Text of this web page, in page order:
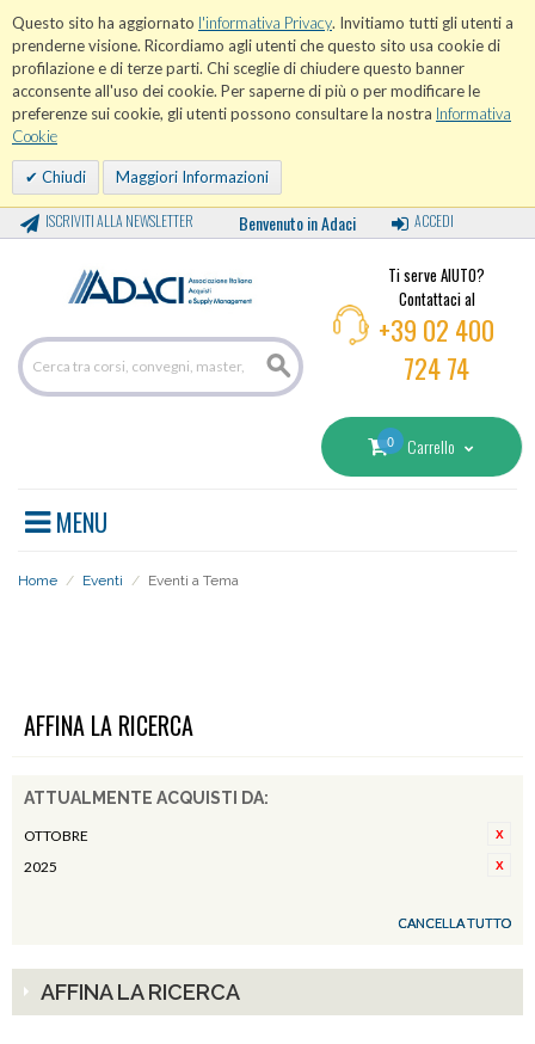
Questo sito ha aggiornato l'informativa Privacy. Invitiamo tutti gli utenti a
prenderne visione. Ricordiamo agli utenti che questo sito usa cookie di
profilazione e di terze parti. Chi sceglie di chiudere questo banner
acconsente all'uso dei cookie. Per saperne di più o per modificare le
preferenze sui cookie, gli utenti possono consultare la nostra Informativa
Cookie
Chiudi Maggiori Informazioni
ISCRIVITI ALLA NEWSLETTER Benvenuto in Adaci ACCEDI
Ti serve AIUTO?
Contattaci al
+39 02 400
724 74
0 Carrello
MENU
Home / Eventi / Eventi a Tema
AFFINA LA RICERCA
ATTUALMENTE ACQUISTI DA:
OTTOBRE
2025
CANCELLA TUTTO
AFFINA LA RICERCA